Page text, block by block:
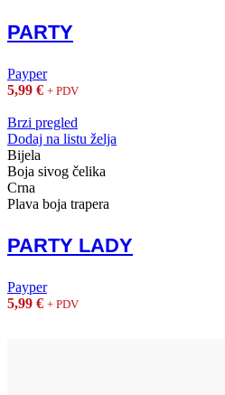
PARTY
Payper
5,99 € + PDV
Brzi pregled
Dodaj na listu želja
Bijela
Boja sivog čelika
Crna
Plava boja trapera
PARTY LADY
Payper
5,99 € + PDV